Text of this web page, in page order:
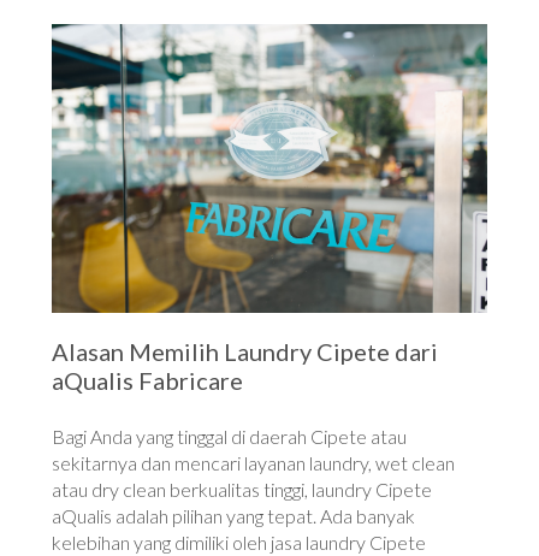
Alasan Memilih Laundry Cipete dari
aQualis Fabricare
Bagi Anda yang tinggal di daerah Cipete atau
sekitarnya dan mencari layanan laundry, wet clean
atau dry clean berkualitas tinggi, laundry Cipete
aQualis adalah pilihan yang tepat. Ada banyak
kelebihan yang dimiliki oleh jasa laundry Cipete